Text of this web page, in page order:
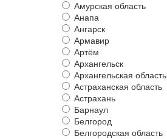
Амурская область
Анапа
Ангарск
Армавир
Артём
Архангельск
Архангельская область
Астраханская область
Астрахань
Барнаул
Белгород
Белгородская область